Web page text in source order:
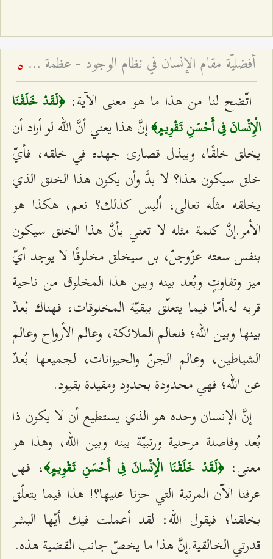
أفضليّة مقام الإنسان في نظام الوجود - عظمة مقام الإنسان الكامل 5
اتّضح لنا من هذا ما هو معنى الآية:﴿لَقَدْ خَلَقْنَا
الْإِنْسانَ فِي أَحْسَنِ تَقْوِيمٍ‌‌﴾إنَّ هذا يعني أنَّ الله لو أراد أن
يخلق خلقًا، ويبذل قصارى جهده في خلقه، فأيّ
خلق سيكون هذا؟ لا بدَّ وأن يكون هذا الخلق الذي
يخلقه مثلَه تعالى، أليس كذلك؟ نعم، هكذا هو
الأمر.إنَّ كلمة مثله لا تعني بأنَّ هذا الخلق سيكون
بنفس سعته عزّوجلّ، بل سيخلق مخلوقًا لا يوجد أيّ
ميز وتفاوتٍ وبُعد بينه وبين هذا المخلوق من ناحية
قربه له.أمّا فيما يتعلّق ببقيّة المخلوقات، فهناك بُعدٌ
بينها وبين الله؛ فلعالم الملائكة، وعالم الأرواح وعالم
الشياطين، وعالم الجنّ والحيوانات، لجميعها بُعدٌ
عن الله؛ فهي محدودة بحدود ومقيدة بقيود.
إنَّ الإنسان وحده هو الذي يستطيع أن لا يكون ذا
بُعد وفاصلة مرحلية ورتبيّة بينه وبين الله، وهذا هو
معنى:﴿لَقَدْ خَلَقْنَا الْإِنْسانَ فِي أَحْسَنِ تَقْوِيمٍ‌‌﴾، فهل
عرفنا الآن المرتبة التي حزنا عليها؟! هذا فيما يتعلّق
بخلقنا؛ فيقول الله: لقد أعملت فيك أيّها البشر
قدرتي الخالقية.إنَّ هذا ما يخصّ جانب القضية هذه.